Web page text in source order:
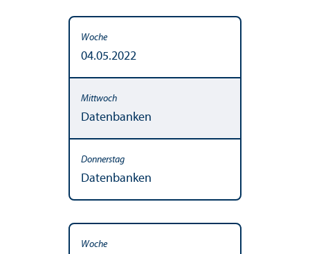
04.05.2022
Datenbanken
Datenbanken